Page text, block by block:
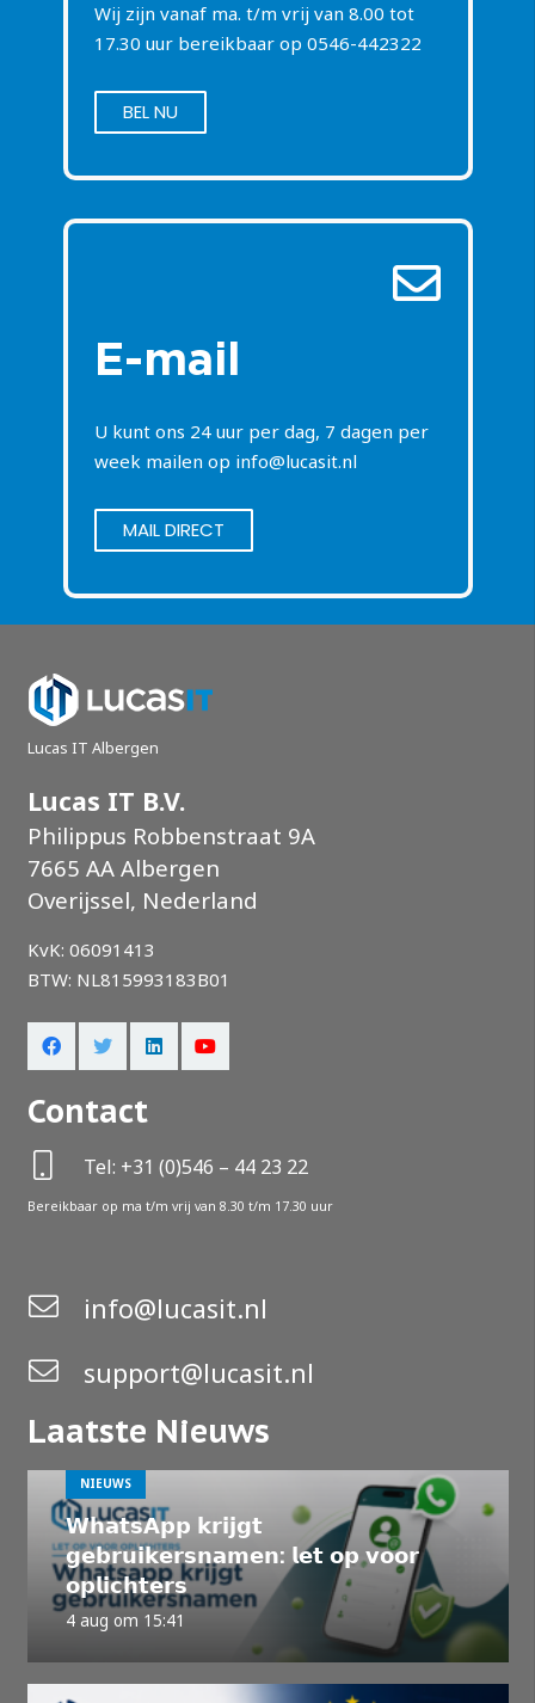
Wij zijn vanaf ma. t/m vrij van 8.00 tot
17.30 uur bereikbaar op 0546-442322
BEL NU
E-mail
U kunt ons 24 uur per dag, 7 dagen per
week mailen op info@lucasit.nl
MAIL DIRECT
Lucas IT Albergen
Lucas IT B.V.
Philippus Robbenstraat 9A
7665 AA Albergen
Overijssel, Nederland
KvK: 06091413
BTW: NL815993183B01
Contact
Tel: +31 (0)546 – 44 23 22
Bereikbaar op ma t/m vrij van 8.30 t/m 17.30 uur
info@lucasit.nl
support@lucasit.nl
Laatste Nieuws
NIEUWS
𝗪𝗵𝗮𝘁𝘀𝗔𝗽𝗽 𝗸𝗿𝗶𝗷𝗴𝘁
𝗴𝗲𝗯𝗿𝘂𝗶𝗸𝗲𝗿𝘀𝗻𝗮𝗺𝗲𝗻: 𝗹𝗲𝘁 𝗼𝗽 𝘃𝗼𝗼𝗿
𝗼𝗽𝗹𝗶𝗰𝗵𝘁𝗲𝗿𝘀
4 aug om 15:41